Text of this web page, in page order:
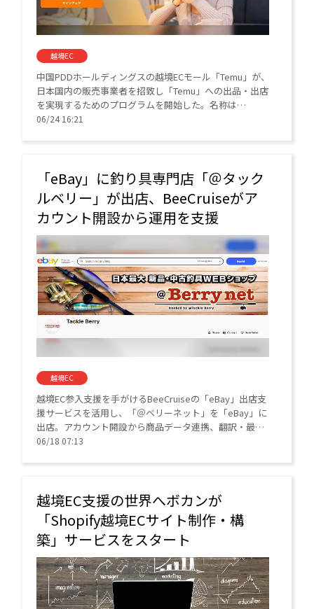
越境EC
中国PDDホールディングスの越境ECモール「Temu」が、
日本国内の販売事業者を招致し「Temu」への出品・出店
を実現するためのプログラムを開始した。名称は
「Local-to-Local」で、招待制を採用している。
06/24 16:21
「eBay」に釣り具専門店「＠タック
ルベリー」が出店、BeeCruiseがア
カウント開設から運用を支援
越境EC
越境EC参入支援を手がけるBeeCruiseの「eBay」出店支
援サービスを活用し、「＠ベリーネット」を「eBay」に
出店。アカウント開設から商品データ連携、翻訳・最適
化、海外ユーザーからの問い合わせ対応、海外配送に至
06/18 07:13
越境EC支援の世界へボカンが
「Shopify越境ECサイト制作・構
築」サービスをスタート